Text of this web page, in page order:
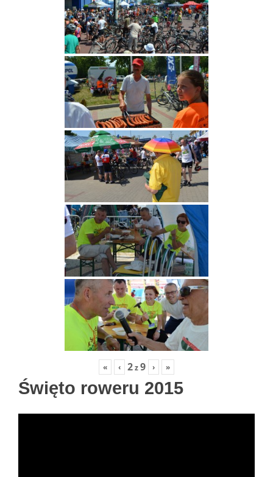
« ‹ 2z9 › »
Święto roweru 2015